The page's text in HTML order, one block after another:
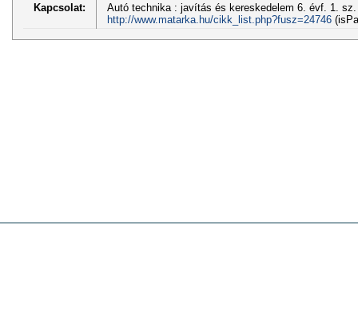
Kapcsolat:
Autó technika : javítás és kereskedelem 6. évf. 1. sz.
http://www.matarka.hu/cikk_list.php?fusz=24746